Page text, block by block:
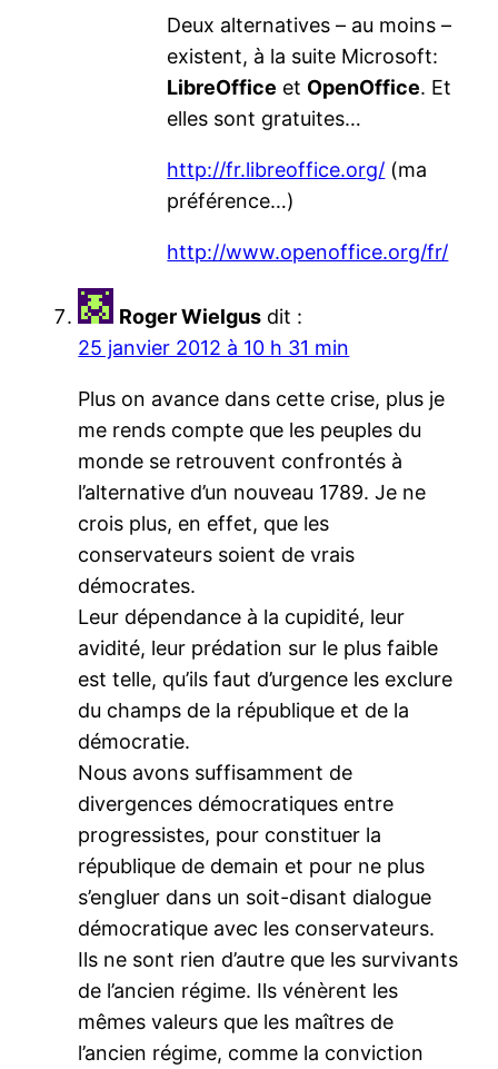
Deux alternatives – au moins –
existent, à la suite Microsoft:
LibreOffice et OpenOffice. Et
elles sont gratuites…
http://fr.libreoffice.org/ (ma
préférence…)
http://www.openoffice.org/fr/
Roger Wielgus dit :
25 janvier 2012 à 10 h 31 min
Plus on avance dans cette crise, plus je
me rends compte que les peuples du
monde se retrouvent confrontés à
l’alternative d’un nouveau 1789. Je ne
crois plus, en effet, que les
conservateurs soient de vrais
démocrates.
Leur dépendance à la cupidité, leur
avidité, leur prédation sur le plus faible
est telle, qu’ils faut d’urgence les exclure
du champs de la république et de la
démocratie.
Nous avons suffisamment de
divergences démocratiques entre
progressistes, pour constituer la
république de demain et pour ne plus
s’engluer dans un soit-disant dialogue
démocratique avec les conservateurs.
Ils ne sont rien d’autre que les survivants
de l’ancien régime. Ils vénèrent les
mêmes valeurs que les maîtres de
l’ancien régime, comme la conviction